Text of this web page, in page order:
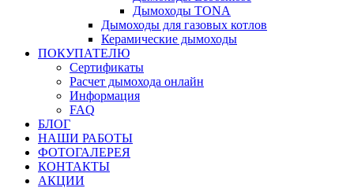
Дымоходы TONA
Дымоходы для газовых котлов
Керамические дымоходы
ПОКУПАТЕЛЮ
Сертификаты
Расчет дымохода онлайн
Информация
FAQ
БЛОГ
НАШИ РАБОТЫ
ФОТОГАЛЕРЕЯ
КОНТАКТЫ
АКЦИИ